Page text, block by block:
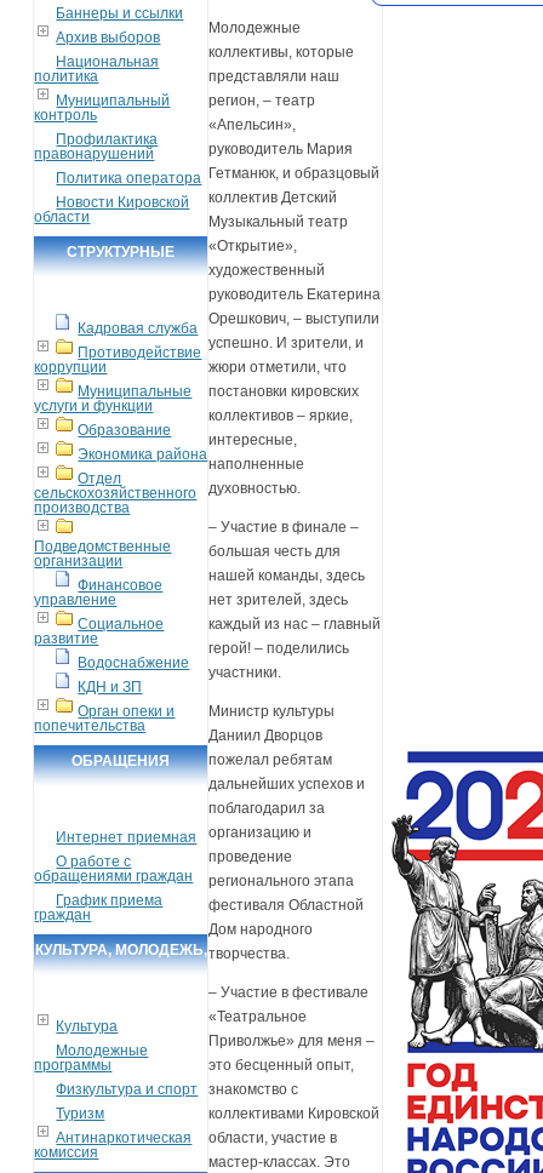
Баннеры и ссылки
Архив выборов
Национальная
политика
Муниципальный
контроль
Профилактика
правонарушений
Политика оператора
Новости Кировской
области
СТРУКТУРНЫЕ
Кадровая служба
Противодействие
коррупции
Муниципальные
услуги и функции
Образование
Экономика района
Отдел
сельскохозяйственного
производства
Подведомственные
организации
Финансовое
управление
Социальное
развитие
Водоснабжение
КДН и ЗП
Орган опеки и
попечительства
ОБРАЩЕНИЯ
Интернет приемная
О работе с
обращениями граждан
График приема
граждан
КУЛЬТУРА, МОЛОДЕЖЬ,
Культура
Молодежные
программы
Физкультура и спорт
Туризм
Антинаркотическая
комиссия
Молодежные
коллективы, которые
представляли наш
регион, – театр
«Апельсин»,
руководитель Мария
Гетманюк, и образцовый
коллектив Детский
Музыкальный театр
«Открытие»,
художественный
руководитель Екатерина
Орешкович, – выступили
успешно. И зрители, и
жюри отметили, что
постановки кировских
коллективов – яркие,
интересные,
наполненные
духовностью.
– Участие в финале –
большая честь для
нашей команды, здесь
нет зрителей, здесь
каждый из нас – главный
герой! – поделились
участники.
Министр культуры
Даниил Дворцов
пожелал ребятам
дальнейших успехов и
поблагодарил за
организацию и
проведение
регионального этапа
фестиваля Областной
Дом народного
творчества.
– Участие в фестивале
«Театральное
Приволжье» для меня –
это бесценный опыт,
знакомство с
коллективами Кировской
области, участие в
мастер-классах. Это